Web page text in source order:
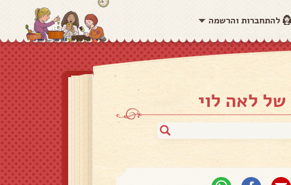
להתחברות והרשמה
לאה לוי